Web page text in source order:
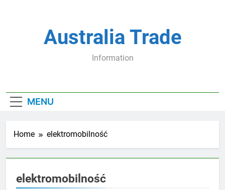
Australia Trade
Information
MENU
Home elektromobilność
elektromobilność